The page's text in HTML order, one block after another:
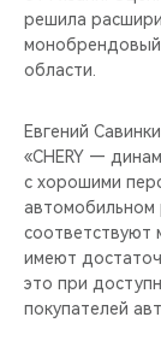
CHERY И СПОРТ
ВИДЕООБЗОРЫ
CHERY ДЛЯ
решила
монобрендовый
области.
Евгений
«CHERY —
с хорошими
автомобильном
соответствуют
имеют
это при
покупателей